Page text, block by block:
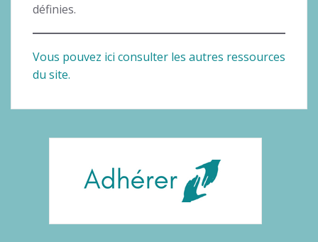
définies.
Vous pouvez ici consulter les autres ressources
du site.